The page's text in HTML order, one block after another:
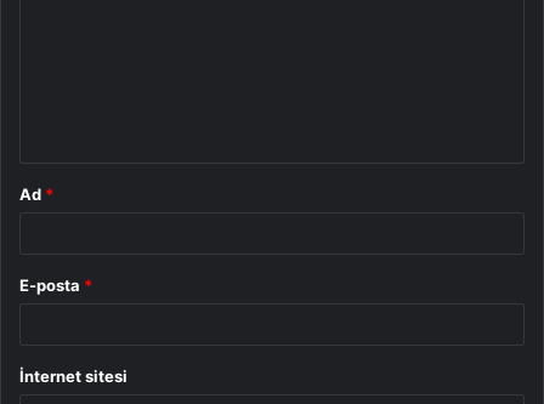
Ad *
E-posta *
İnternet sitesi